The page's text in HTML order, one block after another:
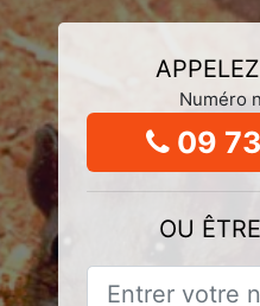
Numéro
09
OU